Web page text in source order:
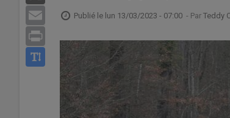
Email
Publié le lun 13/03/2023 - 07:00 - Par Teddy